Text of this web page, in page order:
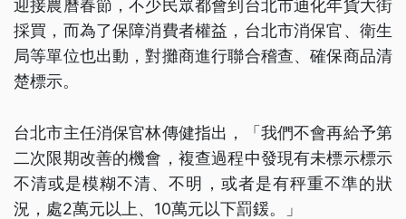
迎接農曆春節，不少民眾都會到台北市迪化年貨大街
採買，而為了保障消費者權益，台北市消保官、衛生
局等單位也出動，對攤商進行聯合稽查、確保商品清
楚標示。
台北市主任消保官林傳健指出，「我們不會再給予第
二次限期改善的機會，複查過程中發現有未標示標示
不清或是模糊不清、不明，或者是有秤重不準的狀
況，處2萬元以上、10萬元以下罰鍰。」